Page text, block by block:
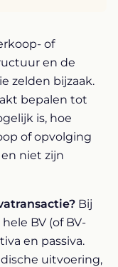
of
en de
zelden bijzaak.
bepalen tot
is, hoe
of opvolging
niet zijn
Bij
BV (of BV-
en passiva.
uitvoering,